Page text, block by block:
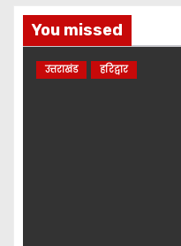
You missed
उत्तराखंड हरिद्वार